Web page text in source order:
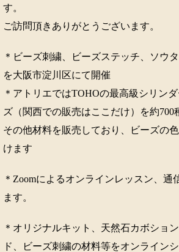
す。
ご訪問頂きありがとうございます。
＊ビーズ刺繍、ビーズステッチ、ソウ
を大阪市淀川区にて開催
＊アトリエではTOHOの最高級シリン
ズ（関西での販売はここだけ）を約700
その他材料を販売しており、ビーズの
けます
＊Zoomによるオンラインレッスン、通
ます。
＊オリジナルキット、天然石カボショ
ド、ビーズ刺繍の材料等をオンライン